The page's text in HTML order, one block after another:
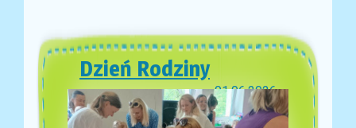
Dzień Rodziny
01.06.2026